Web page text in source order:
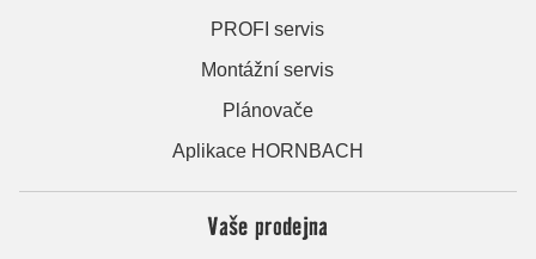
PROFI servis
Montážní servis
Plánovače
Aplikace HORNBACH
Vaše prodejna